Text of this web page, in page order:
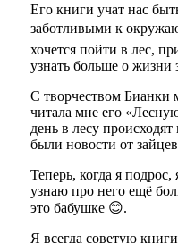
Его книги учат нас
заботливыми к
хочется пойти в лес,
узнать больше о жизни
С творчеством Бианки
читала мне его
день в лесу
были новости от
Теперь, когда я
узнаю про него ещё
это бабушке 😊.
Я всегда советую